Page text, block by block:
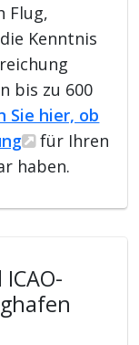
Flug,
Kenntnis
bis zu 600
Sie hier, ob
für Ihren
haben.